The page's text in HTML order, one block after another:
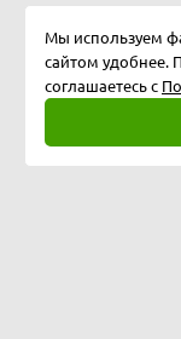
Мы используем
сайтом удобнее.
соглашаетесь с